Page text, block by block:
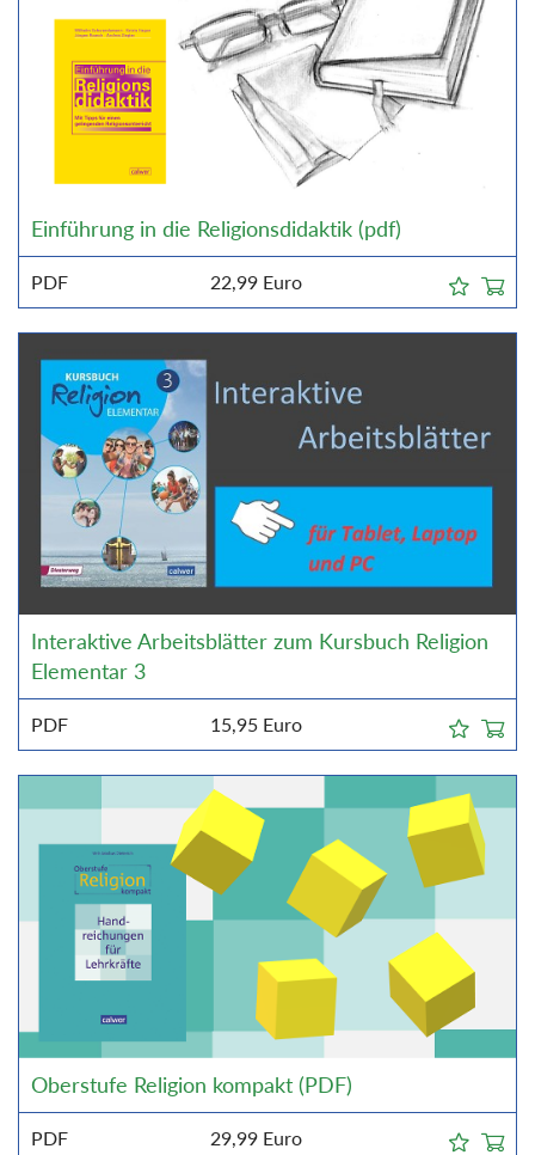
Einführung in die Religionsdidaktik (pdf)
PDF 22,99 Euro
Interaktive Arbeitsblätter zum Kursbuch Religion
Elementar 3
PDF 15,95 Euro
Oberstufe Religion kompakt (PDF)
PDF 29,99 Euro